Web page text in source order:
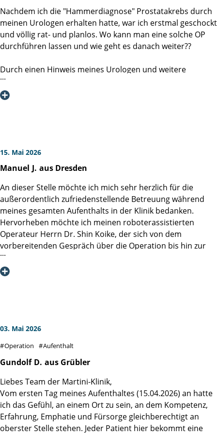
fühlen können.
Mit freundlichen Grüßen
Mitte beschäftigt, 9 Jahre im Pflegebereich und nach
meinem Studium 30 Jahre in der klinischen psychiatrischen
Sozialarbeit. Durch meine beruflichen Erfahrungen ist es
mir ein Bedürfnis zu sagen, dass die Leistung ihrer Klinik
sein sollte.
Ich wünschen Ihnen, dass sie diesen erfolgreichen Weg
weiter gehen können und bitte Sie, meinen Dank an das
Team der Station 32 und Herrn PD Dr. Felix Preisser
Nachdem ich die "Hammerdiagnose" Prostatakrebs durch
meinen Urologen erhalten hatte, war ich erstmal geschockt
und völlig rat- und planlos. Wo kann man eine solche OP
durchführen lassen und wie geht es danach weiter??
Durch einen Hinweis meines Urologen und weitere
Recherchen entschied ich mich für die Martini-Klinik in
Hamburg. Nachdem ich alle erforderlichen Unterlagen der
Aufklärungsgespräch in der kommenden Woche 13 Uhr.
Exakt 7 Minuten vor 13 Uhr wurde ich durch einen der
Professoren kontaktiert und über die OP aufgeklärt. Alle
meine Fragen wurden auf den Punkt fachkundig,
empathisch und verständlich erklärt.
Der Aufenthalt selbst erfolgte ab dem 5. Mai. Die OP fand
einen Tag später statt und verlief erfolgreich. Ein großes
Lob an meine Operateurin Frau Dr. Kühl, die noch aus dem
OP meine Frau über den Verlauf informierte.
Die nächsten Tage könnte ich viele der dortigen Mitarbeiter
wie möglich zu gestalten.
Krankenhaus, geprägt von Hektik und Lärm, zu sein.
Hier steht die Genesung des Patienten absolut im
Ich habe natürlich auch mit den anderen Patienten der
Stationen 3 bis 5 gesprochen. Jeder war der gleichen
Meinung wie ich. In der Martini-Klinik sind die Chancen zum
Erhalt der Kontinenz und Potenz um ein Vielfaches höher
15. Mai 2026
Manuel J. aus Dresden
An dieser Stelle möchte ich mich sehr herzlich für die
außerordentlich zufriedenstellende Betreuung während
meines gesamten Aufenthalts in der Klinik bedanken.
Hervorheben möchte ich meinen roboterassistierten
Operateur Herrn Dr. Shin Koike, der sich von dem
vorbereitenden Gespräch über die Operation bis hin zur
Betreuung an den Tagen nach der Operation sehr
einfühlsam um mich gekümmert hat. Das Ergebnis am Tag
03. Mai 2026
Operation Aufenthalt
Gundolf D. aus Grübler
Liebes Team der Martini-Klinik,
Vom ersten Tag meines Aufenthaltes (15.04.2026) an hatte
ich das Gefühl, an einem Ort zu sein, an dem Kompetenz,
Erfahrung, Emphatie und Fürsorge gleichberechtigt an
oberster Stelle stehen. Jeder Patient hier bekommt eine